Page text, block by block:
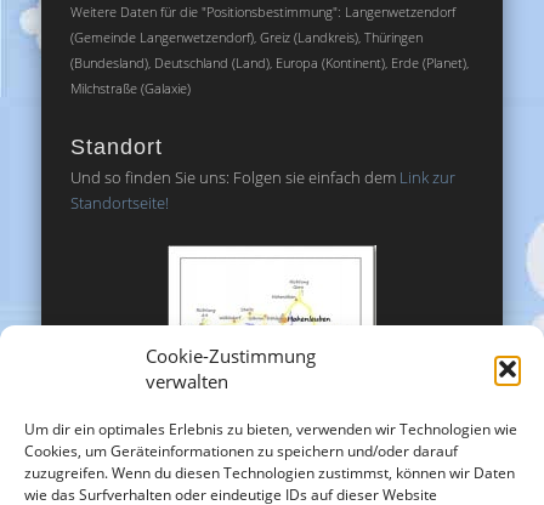
Cookie-Zustimmung
verwalten
Um dir ein optimales Erlebnis zu bieten, verwenden wir Technologien wie
Cookies, um Geräteinformationen zu speichern und/oder darauf
zuzugreifen. Wenn du diesen Technologien zustimmst, können wir Daten
wie das Surfverhalten oder eindeutige IDs auf dieser Website
Weitere Daten für die "Positionsbestimmung": Langenwetzendorf
(Gemeinde Langenwetzendorf), Greiz (Landkreis), Thüringen
(Bundesland), Deutschland (Land), Europa (Kontinent), Erde (Planet),
Milchstraße (Galaxie)
Standort
Und so finden Sie uns: Folgen sie einfach dem Link zur
Standortseite!